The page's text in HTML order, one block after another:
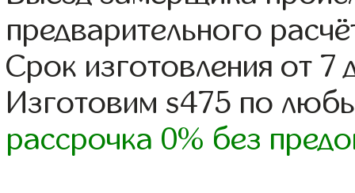
предварительного
Срок изготовления от 7
Изготовим s475 по
рассрочка 0% без